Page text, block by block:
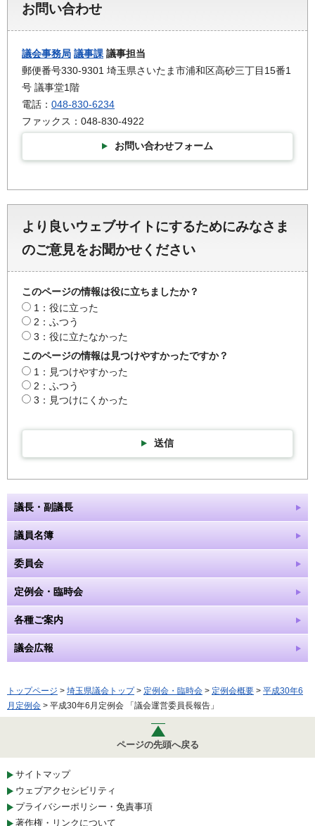
お問い合わせ
議会事務局 議事課 議事担当
郵便番号330-9301 埼玉県さいたま市浦和区高砂三丁目15番1
号 議事堂1階
電話： 048-830-6234
ファックス：048-830-4922
お問い合わせフォーム
より良いウェブサイトにするためにみなさま
のご意見をお聞かせください
このページの情報は役に立ちましたか？
1：役に立った
2：ふつう
3：役に立たなかった
このページの情報は見つけやすかったですか？
1：見つけやすかった
2：ふつう
3：見つけにくかった
送信
議長・副議長
議員名簿
委員会
定例会・臨時会
各種ご案内
議会広報
トップページ > 埼玉県議会トップ> 定例会・臨時会 > 定例会概要 > 平成30年6
月定例会 > 平成30年6月定例会 「議会運営委員長報告」
ページの先頭へ戻る
サイトマップ
ウェブアクセシビリティ
プライバシーポリシー・免責事項
著作権・リンクについて